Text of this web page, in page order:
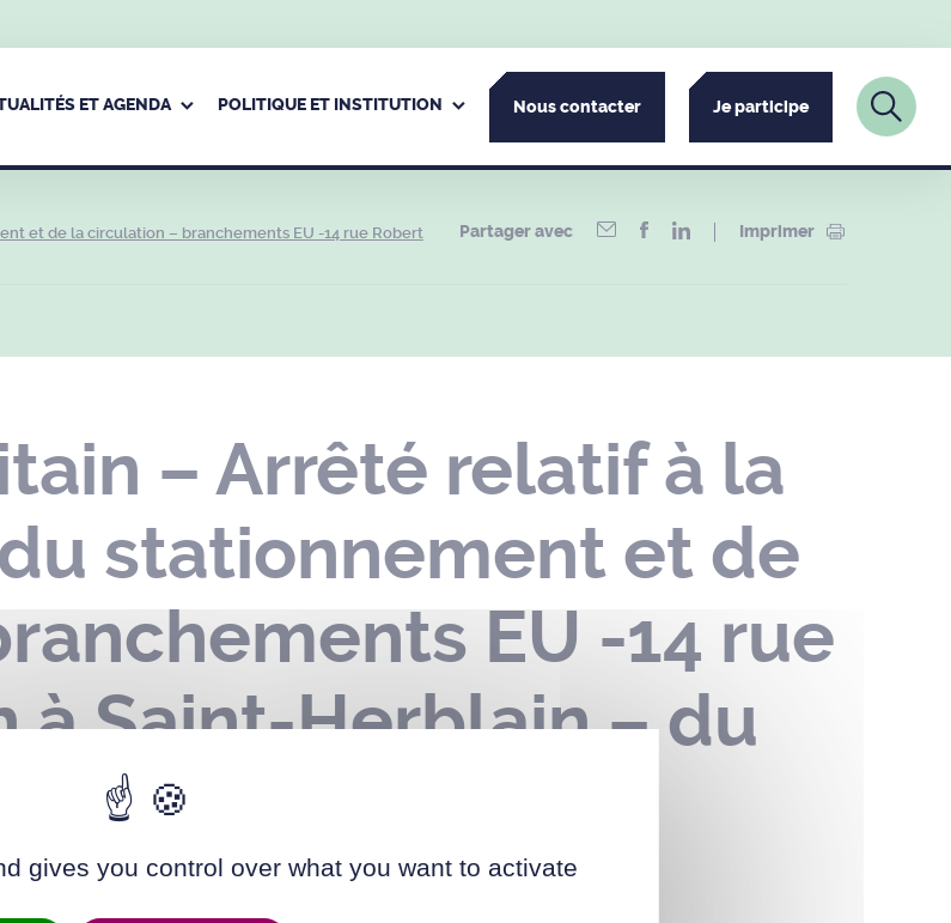
ET AGENDA POLITIQUE ET INSTITUTION Nous contacter Je participe
et de la circulation – branchements EU -14 rue Robert
Partager avec Imprimer
– Arrêté relatif à la
stationnement et de
EU -14 rue
à Saint-Herblain – du
2022
gives you control over what you want to activate